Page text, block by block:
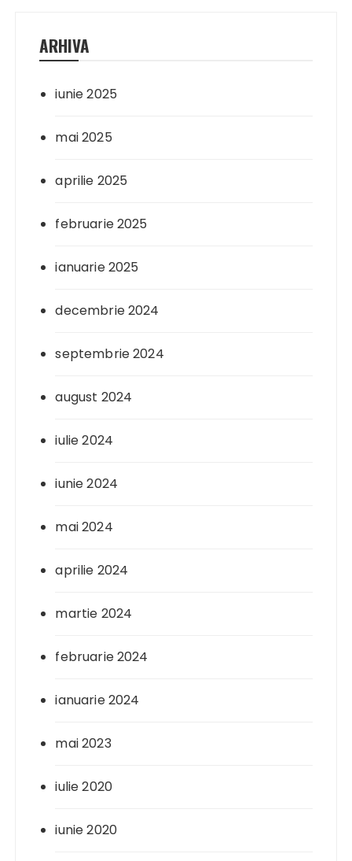
ARHIVA
iunie 2025
mai 2025
aprilie 2025
februarie 2025
ianuarie 2025
decembrie 2024
septembrie 2024
august 2024
iulie 2024
iunie 2024
mai 2024
aprilie 2024
martie 2024
februarie 2024
ianuarie 2024
mai 2023
iulie 2020
iunie 2020